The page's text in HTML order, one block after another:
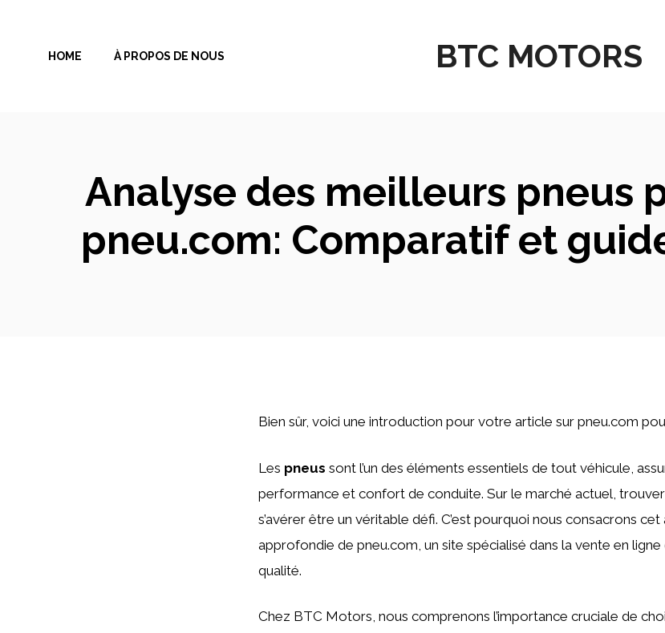
contenu
BTC MOTORS
HOME À PROPOS DE NOUS
Analyse des meilleurs pneus
pneu.com: Comparatif et
Bien sûr, voici une introduction pour votre article sur pneu.com
Les pneus sont l’un des éléments essentiels de tout véhicule,
performance et confort de conduite. Sur le marché actuel,
s’avérer être un véritable défi. C’est pourquoi nous consacrons
approfondie de pneu.com, un site spécialisé dans la vente en
qualité.
Chez BTC Motors, nous comprenons l’importance cruciale de